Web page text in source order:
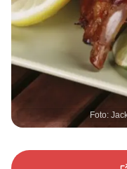
Foto: